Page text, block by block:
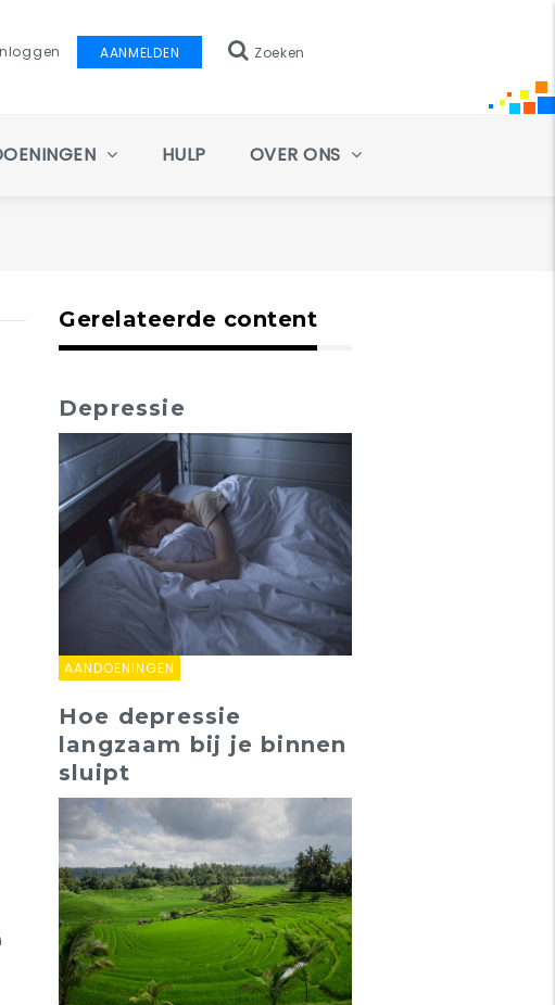
AANMELDEN Zoeken
HULP OVER ONS
Gerelateerde content
AANDOENINGEN
Depressie
Hoe depressie
langzaam bij je binnen
sluipt